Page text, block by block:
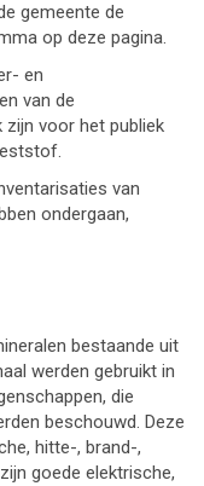
gemeente de
op deze pagina.
en
van de
zijn voor het publiek
van
ondergaan,
bestaande uit
werden gebruikt in
die
beschouwd. Deze
hitte-, brand-,
goede elektrische,